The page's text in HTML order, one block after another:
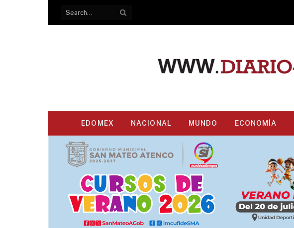
EDOMEX NACIONAL MUNDO ECONOMÍA